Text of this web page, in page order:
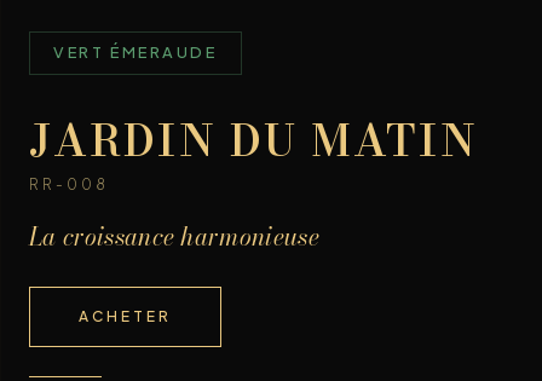
VERT ÉMERAUDE
JARDIN DU MATIN
RR-008
La croissance harmonieuse
ACHETER